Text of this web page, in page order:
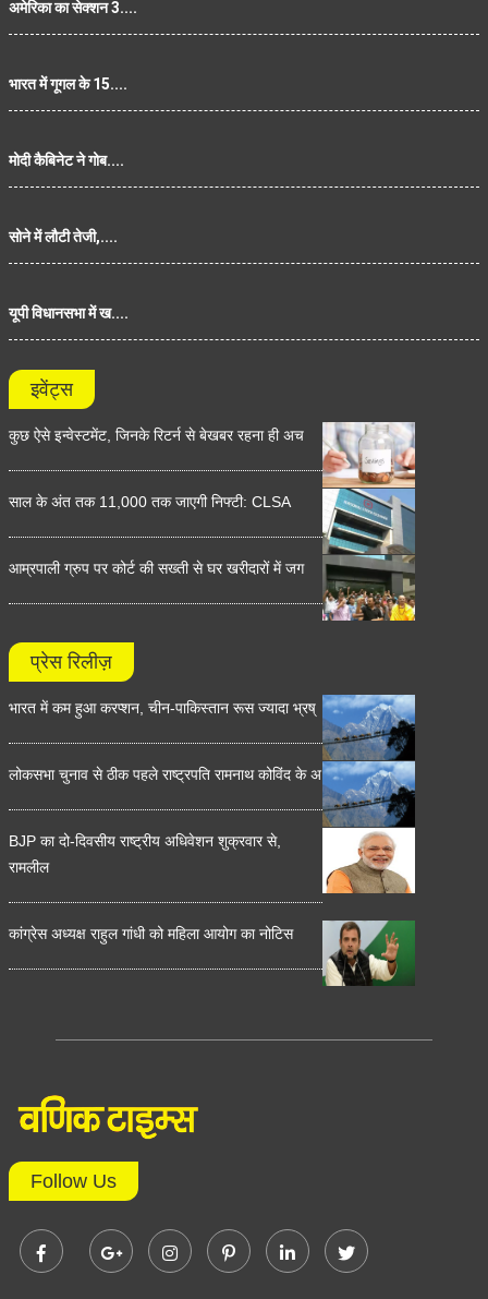
अमेरिका का सेक्शन 3....
भारत में गूगल के 15....
मोदी कैबिनेट ने गोब....
सोने में लौटी तेजी,....
यूपी विधानसभा में ख....
इवेंट्स
कुछ ऐसे इन्वेस्टमेंट, जिनके रिटर्न से बेखबर रहना ही अच
साल के अंत तक 11,000 तक जाएगी निफ्टी: CLSA
आम्रपाली ग्रुप पर कोर्ट की सख्ती से घर खरीदारों में जग
प्रेस रिलीज़
भारत में कम हुआ करप्शन, चीन-पाकिस्तान रूस ज्यादा भ्रष्
लोकसभा चुनाव से ठीक पहले राष्ट्रपति रामनाथ कोविंद के अ
BJP का दो-दिवसीय राष्ट्रीय अधिवेशन शुक्रवार से,
रामलील
कांग्रेस अध्यक्ष राहुल गांधी को महिला आयोग का नोटिस
Follow Us